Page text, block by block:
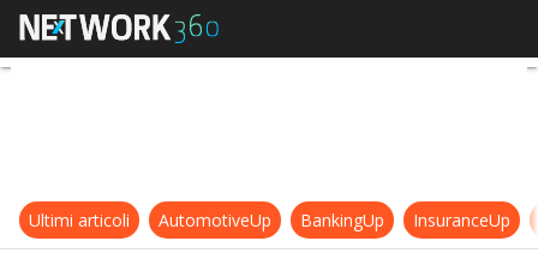
La Lumia: “Con l’AI nasce
Ultimi articoli AutomotiveUp BankingUp InsuranceUp